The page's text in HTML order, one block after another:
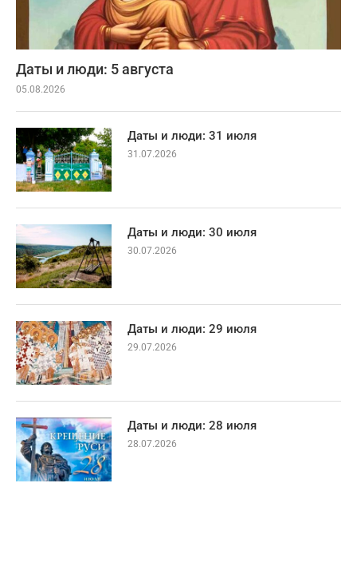
Даты и люди: 5 августа
05.08.2026
Даты и люди: 31 июля
31.07.2026
Даты и люди: 30 июля
30.07.2026
Даты и люди: 29 июля
29.07.2026
Даты и люди: 28 июля
28.07.2026